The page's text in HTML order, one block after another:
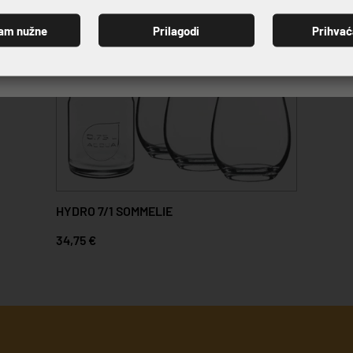
HYDRO 7/1 SOMMELIE
34,75 €
PRIJAVI SE
nužne Prilagodi